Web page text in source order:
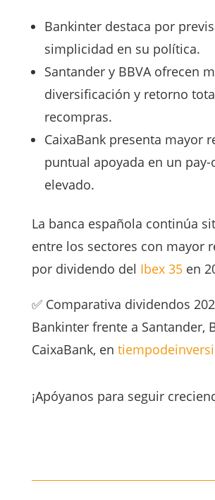
Bankinter destaca por
simplicidad en su política.
Santander y BBVA ofrecen
diversificación y retorno
recompras.
CaixaBank presenta mayor
puntual apoyada en un pay-
elevado.
La banca española continúa
entre los sectores con mayor
por dividendo del Ibex 35en
✅ Comparativa dividendos
Bankinter frente a Santander,
CaixaBank, en
¡Apóyanos para seguir